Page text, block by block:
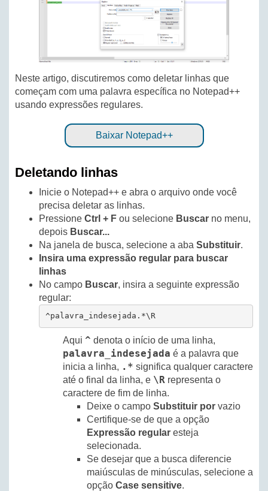
Neste artigo, discutiremos como deletar linhas que
começam com uma palavra específica no Notepad++
usando expressões regulares.
Baixar Notepad++
Deletando linhas
Inicie o Notepad++ e abra o arquivo onde você
precisa deletar as linhas.
Pressione Ctrl + F ou selecione Buscar no menu,
depois Buscar...
Na janela de busca, selecione a aba Substituir.
Insira uma expressão regular para buscar
linhas
No campo Buscar, insira a seguinte expressão
regular:
^palavra_indesejada.*\R
Aqui ^ denota o início de uma linha,
palavra_indesejada é a palavra que
inicia a linha, .* significa qualquer caractere
até o final da linha, e \R representa o
caractere de fim de linha.
Deixe o campo Substituir por vazio
Certifique-se de que a opção
Expressão regular esteja
selecionada.
Se desejar que a busca diferencie
maiúsculas de minúsculas, selecione a
opção Case sensitive.